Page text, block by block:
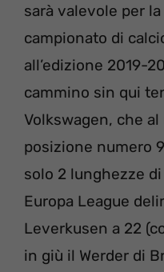
sarà valevole per
campionato di
all’edizione 2019-
cammino sin qui
Volkswagen, che
posizione numero
solo 2 lunghezze
Europa League
Leverkusen a 22
in giù il Werder di